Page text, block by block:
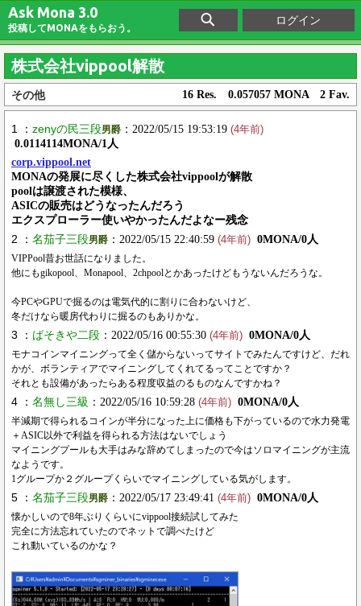
Ask Mona 3.0
投稿してMONAをもらおう。
ログイン
株式会社vippool解散
その他 16 Res. 0.057057 MONA 2 Fav.
1 ： zenyの民三段男爵 ：2022/05/15 19:53:19 (4年前)
0.0114114MONA/1人
corp.vippool.net
MONAの発展に尽くした株式会社vippoolが解散
poolは譲渡された模様、
ASICの販売はどうなったんだろう
エクスプローラー使いやかったんだよなー残念
2 ： 名茄子三段男爵 ：2022/05/15 22:40:59 (4年前) 0MONA/0人
VIPPool昔お世話になりました。
他にもgikopool、Monapool、2chpoolとかあったけどもうないんだろうな。
今PCやGPUで掘るのは電気代的に割りに合わないけど、
冬だけなら暖房代わりに掘るのもありかな。
3 ： ばそきや二段 ：2022/05/16 00:55:30 (4年前) 0MONA/0人
モナコインマイニングって全く儲からないってサイトでみたんですけど、だれ
かが、ボランティアでマイニングしてくれてるってことですか？
それとも設備があったらある程度収益のるものなんですかね？
4 ： 名無し三級 ：2022/05/16 10:59:28 (4年前) 0MONA/0人
半減期で得られるコインが半分になった上に価格も下がっているので水力発電
＋ASIC以外で利益を得られる方法はないでしょう
マイニングプールも大手はみな辞めてしまったので今はソロマイニングが主流
なようです。
1グループか２グループくらいでマイニングしている気がします。
5 ： 名茄子三段男爵 ：2022/05/17 23:49:41 (4年前) 0MONA/0人
懐かしいので8年ぶりくらいにvippool接続試してみた
完全に方法忘れていたのでネットで調べたけど
これ動いているのかな？